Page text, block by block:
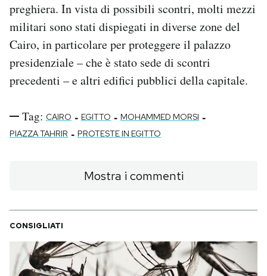
preghiera. In vista di possibili scontri, molti mezzi
militari sono stati dispiegati in diverse zone del
Cairo, in particolare per proteggere il palazzo
presidenziale – che è stato sede di scontri
precedenti – e altri edifici pubblici della capitale.
Tag: CAIRO - EGITTO - MOHAMMED MORSI -
PIAZZA TAHRIR - PROTESTE IN EGITTO
Mostra i commenti
CONSIGLIATI